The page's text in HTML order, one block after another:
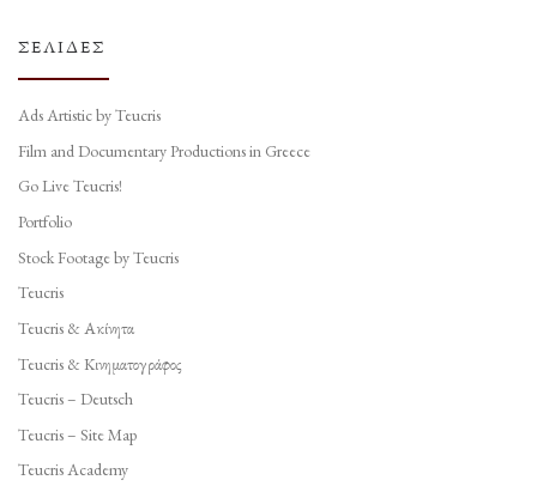
ΣΕΛΊΔΕΣ
Ads Artistic by Teucris
Film and Documentary Productions in Greece
Go Live Teucris!
Portfolio
Stock Footage by Teucris
Teucris
Teucris & Ακίνητα
Teucris & Κινηματογράφος
Teucris – Deutsch
Teucris – Site Map
Teucris Academy